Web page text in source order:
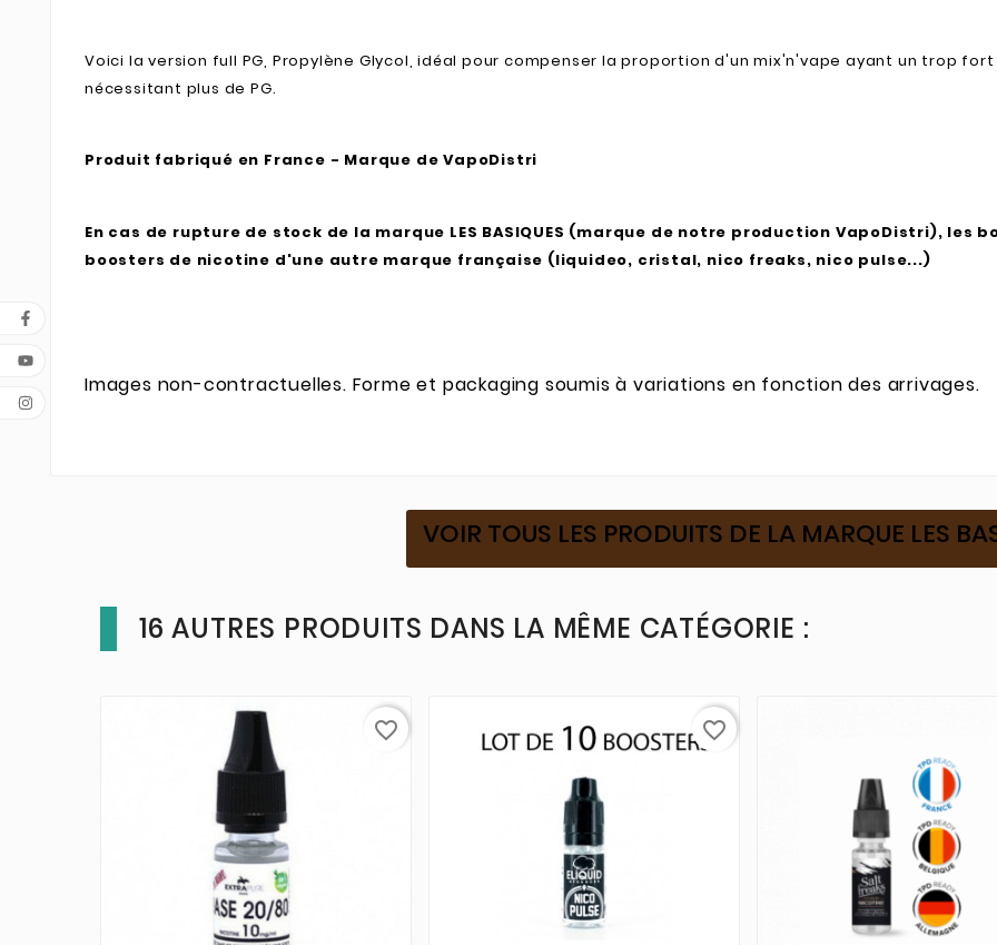
Voici la version full PG, Propylène Glycol, idéal pour compenser la proportion d'un mix'n'vape ayant un trop
nécessitant plus de PG.
Produit fabriqué en France - Marque de VapoDistri
En cas de rupture de stock de la marque LES BASIQUES (marque de notre production VapoDistri),
boosters de nicotine d'une autre marque française (liquideo, cristal, nico freaks, nico pulse...)
Images non-contractuelles. Forme et packaging soumis à variations en fonction des arrivages.
VOIR TOUS LES PRODUITS DE LA MARQUE LES
16 AUTRES PRODUITS DANS LA MÊME CATÉGORIE :
favorite_border favorite_border